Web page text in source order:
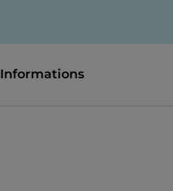
Informations